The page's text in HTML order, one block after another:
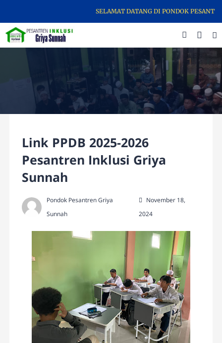
SELAMAT DATANG DI PONDOK
Link PPDB 2025-2026
Pesantren Inklusi Griya
Sunnah
Pondok Pesantren Griya
Sunnah
November 18,
2024